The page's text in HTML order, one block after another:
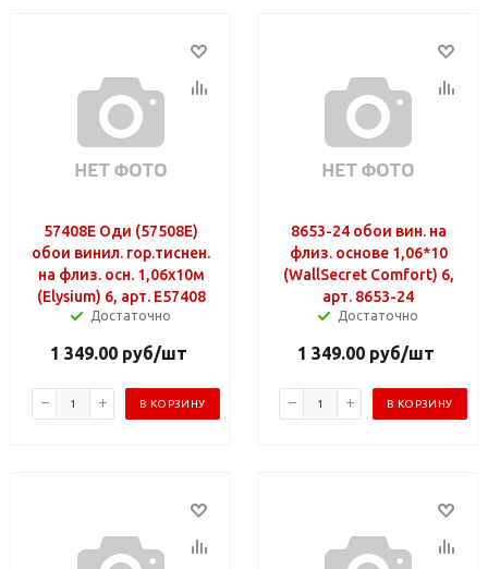
57408E Оди (57508E)
обои винил. гор.тиснен.
на флиз. осн. 1,06х10м
(Elysium) 6, арт. E57408
Достаточно
1 349.00 руб/шт
В КОРЗИНУ
8653-24 обои вин. на
флиз. основе 1,06*10
(WallSecret Comfort) 6,
арт. 8653-24
Достаточно
1 349.00 руб/шт
В КОРЗИНУ